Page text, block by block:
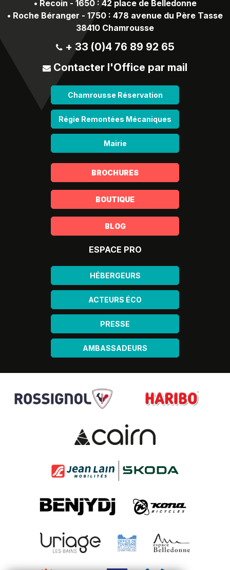
• Recoin - 1650 : 42 place de Belledonne
• Roche Béranger - 1750 : 478 avenue du Père Tasse
38410 Chamrousse
+ 33 (0)4 76 89 92 65
Contacter l'Office par mail
Chamrousse Réservation
Régie Remontées Mécaniques
Mairie
BROCHURES
BOUTIQUE
BLOG
ESPACE PRO
HÉBERGEURS
ACTEURS ÉCO
PRESSE
AMBASSADEURS